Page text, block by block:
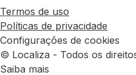
Termos de uso
Políticas de privacidade
Configurações de cookies
© Localiza - Todos os
Saiba mais